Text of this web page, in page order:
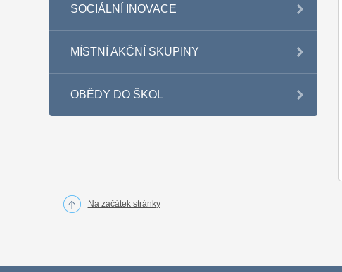
SOCIÁLNÍ INOVACE
MÍSTNÍ AKČNÍ SKUPINY
OBĚDY DO ŠKOL
Na začátek stránky